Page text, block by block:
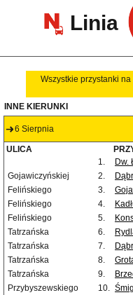
Linia
Wszystkie przystanki
INNE KIERUNKI
6 Sierpnia
ULICA
1.
Dw.
Gojawiczyńskiej
2.
Felińskiego
3.
Felińskiego
4.
Felińskiego
5.
Tatrzańska
6.
Tatrzańska
7.
Tatrzańska
8.
Tatrzańska
9.
Przybyszewskiego
10.